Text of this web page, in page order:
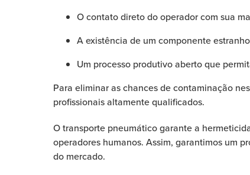
O contato direto do operador com sua
A existência de um componente
Um processo produtivo aberto que
Para eliminar as chances de contaminação
profissionais altamente qualificados.
O transporte pneumático garante a
operadores humanos. Assim, garantimos um
do mercado.